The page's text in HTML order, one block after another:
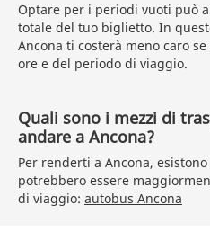
Optare per i periodi vuoti può
totale del tuo biglietto. In
Ancona ti costerà meno caro
ore e del periodo di viaggio.
Quali sono i mezzi di
andare a Ancona?
Per renderti a Ancona,
potrebbero essere
di viaggio: autobus Ancona